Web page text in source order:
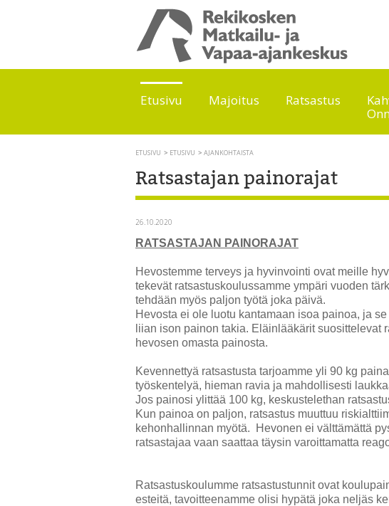
Etusivu Majoitus Ratsastus
ETUSIVU ETUSIVU AJANKOHTAISTA
Ratsastajan painorajat
26.10.2020
RATSASTAJAN PAINORAJAT
Hevostemme terveys ja hyvinvointi ovat meille
tekevät ratsastuskoulussamme ympäri vuoden
tehdään myös paljon työtä joka päivä.
Hevosta ei ole luotu kantamaan isoa painoa, ja
liian ison painon takia. Eläinlääkärit suosittelevat
hevosen omasta painosta.
Kevennettyä ratsastusta tarjoamme yli 90 kg
työskentelyä, hieman ravia ja mahdollisesti
Jos painosi ylittää 100 kg, keskustelethan
Kun painoa on paljon, ratsastus muuttuu
kehonhallinnan myötä. Hevonen ei välttämättä
ratsastajaa vaan saattaa täysin varoittamatta
Ratsastuskoulumme ratsastustunnit ovat
esteitä, tavoitteenamme olisi hypätä joka neljäs